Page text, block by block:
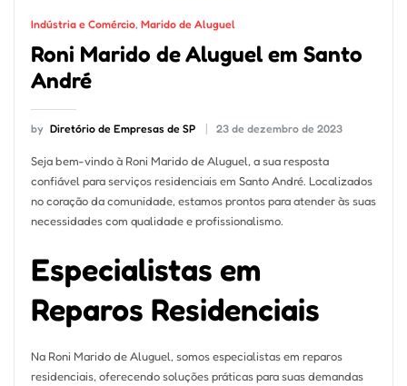
Indústria e Comércio, Marido de Aluguel
Roni Marido de Aluguel em Santo
André
by Diretório de Empresas de SP 23 de dezembro de 2023
Seja bem-vindo à Roni Marido de Aluguel, a sua resposta
confiável para serviços residenciais em Santo André. Localizados
no coração da comunidade, estamos prontos para atender às suas
necessidades com qualidade e profissionalismo.
Especialistas em
Reparos Residenciais
Na Roni Marido de Aluguel, somos especialistas em reparos
residenciais, oferecendo soluções práticas para suas demandas